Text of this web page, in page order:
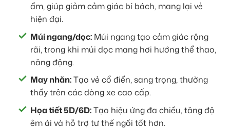
ẩm, giúp giảm cảm giác bí bách, mang lại vẻ
hiện đại.
Múi ngang/dọc: Múi ngang tạo cảm giác rộng
rãi, trong khi múi dọc mang hơi hướng thể thao,
năng động.
May nhăn:Tạo vẻ cổ điển, sang trọng, thường
thấy trên các dòng xe cao cấp.
Họa tiết 5D/6D:Tạo hiệu ứng đa chiều, tăng độ
êm ái và hỗ trợ tư thế ngồi tốt hơn.